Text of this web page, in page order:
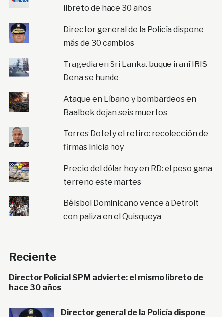
libreto de hace 30 años
Director general de la Policía dispone
más de 30 cambios
Tragedia en Sri Lanka: buque iraní IRIS
Dena se hunde
Ataque en Líbano y bombardeos en
Baalbek dejan seis muertos
Torres Dotel y el retiro: recolección de
firmas inicia hoy
Precio del dólar hoy en RD: el peso gana
terreno este martes
Béisbol Dominicano vence a Detroit
con paliza en el Quisqueya
Reciente
Director Policial SPM advierte: el mismo libreto de
hace 30 años
Director general de la Policía dispone